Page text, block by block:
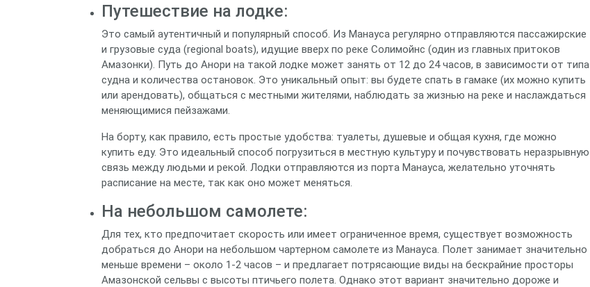
Путешествие на лодке:
Это самый аутентичный и популярный способ. Из Манауса регулярно отправляются пассажирские
и грузовые суда (regional boats), идущие вверх по реке Солимойнс (один из главных притоков
Амазонки). Путь до Анори на такой лодке может занять от 12 до 24 часов, в зависимости от типа
судна и количества остановок. Это уникальный опыт: вы будете спать в гамаке (их можно купить
или арендовать), общаться с местными жителями, наблюдать за жизнью на реке и наслаждаться
меняющимися пейзажами.
На борту, как правило, есть простые удобства: туалеты, душевые и общая кухня, где можно
купить еду. Это идеальный способ погрузиться в местную культуру и почувствовать неразрывную
связь между людьми и рекой. Лодки отправляются из порта Манауса, желательно уточнять
расписание на месте, так как оно может меняться.
На небольшом самолете:
Для тех, кто предпочитает скорость или имеет ограниченное время, существует возможность
добраться до Анори на небольшом чартерном самолете из Манауса. Полет занимает значительно
меньше времени – около 1-2 часов – и предлагает потрясающие виды на бескрайние просторы
Амазонской сельвы с высоты птичьего полета. Однако этот вариант значительно дороже и